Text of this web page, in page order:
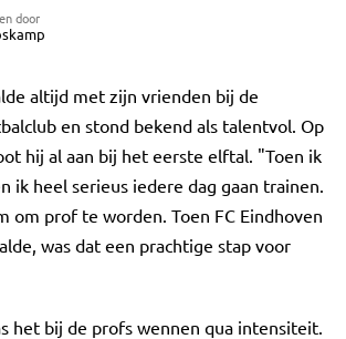
door
altijd met zijn vrienden bij de
en stond bekend als talentvol. Op
hij al aan bij het eerste elftal. "Toen ik
ik heel serieus iedere dag gaan trainen.
om prof te worden. Toen FC Eindhoven
was dat een prachtige stap voor
het bij de profs wennen qua intensiteit.